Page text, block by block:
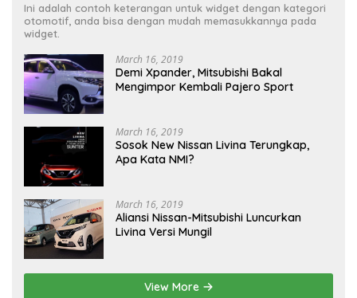
Ini adalah contoh keterangan untuk widget dengan kategori
otomotif, anda bisa dengan mudah memasukkannya pada
widget.
March 16, 2019
Demi Xpander, Mitsubishi Bakal
Mengimpor Kembali Pajero Sport
March 16, 2019
Sosok New Nissan Livina Terungkap,
Apa Kata NMI?
March 16, 2019
Aliansi Nissan-Mitsubishi Luncurkan
Livina Versi Mungil
View More